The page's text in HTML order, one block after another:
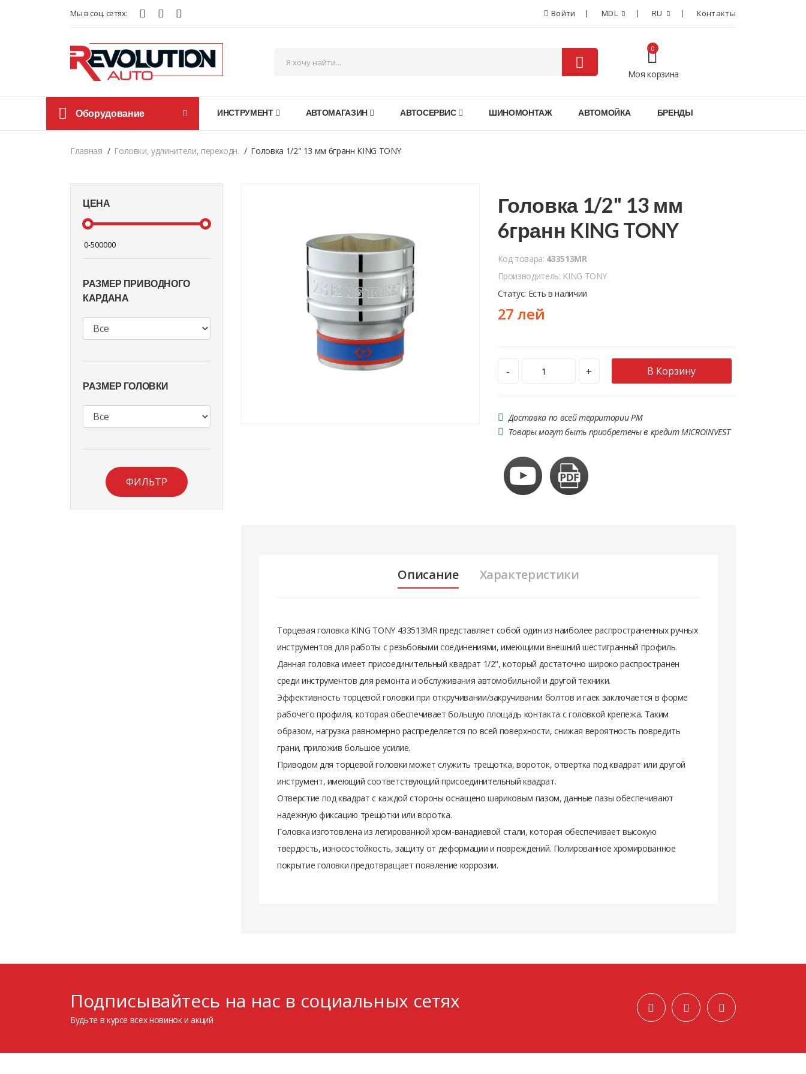
Мы в соц. сетях: Войти MDL RU Контакты
Моя корзина
0
Оборудование ИНСТРУМЕНТ АВТОМАГАЗИН АВТОСЕРВИС ШИНОМОНТАЖ АВТОМОЙКА БРЕНДЫ
Главная Головки, удлинители, переходн. Головка 1/2" 13 мм 6гранн KING TONY
ЦЕНА
РАЗМЕР ПРИВОДНОГО
КАРДАНА
РАЗМЕР ГОЛОВКИ
ФИЛЬТР
Головка 1/2" 13 мм
6гранн KING TONY
Код товара: 433513MR
Производитель: KING TONY
Статус: Есть в наличии
27 лей
- + В Корзину
Доставка по всей территории РМ
Товары могут быть приобретены в кредит MICROINVEST
Описание Характеристики
Торцевая головка KING TONY 433513MR представляет собой один из наиболее распространенных ручных
инструментов для работы с резьбовыми соединениями, имеющими внешний шестигранный профиль.
Данная головка имеет присоединительный квадрат 1/2", который достаточно широко распространен
среди инструментов для ремонта и обслуживания автомобильной и другой техники.
Эффективность торцевой головки при откручивании/закручивании болтов и гаек заключается в форме
рабочего профиля, которая обеспечивает большую площадь контакта с головкой крепежа. Таким
образом, нагрузка равномерно распределяется по всей поверхности, снижая вероятность повредить
грани, приложив большое усилие.
Приводом для торцевой головки может служить трещотка, вороток, отвертка под квадрат или другой
инструмент, имеющий соответствующий присоединительный квадрат.
Отверстие под квадрат с каждой стороны оснащено шариковым пазом, данные пазы обеспечивают
надежную фиксацию трещотки или воротка.
Головка изготовлена из легированной хром-ванадиевой стали, которая обеспечивает высокую
твердость, износостойкость, защиту от деформации и повреждений. Полированное хромированное
покрытие головки предотвращает появление коррозии.
Подписывайтесь на нас в социальных сетях
Будьте в курсе всех новинок и акций